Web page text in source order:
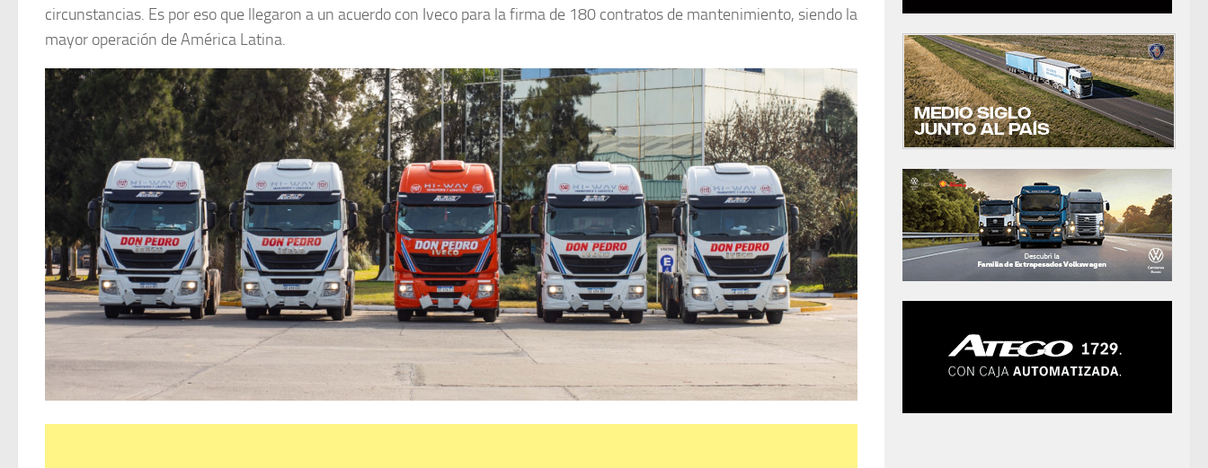
circunstancias. Es por eso que llegaron a un acuerdo con Iveco para la firma de 180 contratos de mantenimiento, siendo la
mayor operación de América Latina.